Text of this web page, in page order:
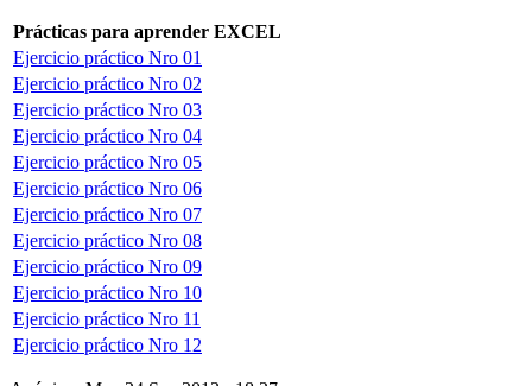
Prácticas para aprender EXCEL
Ejercicio práctico Nro 01
Ejercicio práctico Nro 02
Ejercicio práctico Nro 03
Ejercicio práctico Nro 04
Ejercicio práctico Nro 05
Ejercicio práctico Nro 06
Ejercicio práctico Nro 07
Ejercicio práctico Nro 08
Ejercicio práctico Nro 09
Ejercicio práctico Nro 10
Ejercicio práctico Nro 11
Ejercicio práctico Nro 12